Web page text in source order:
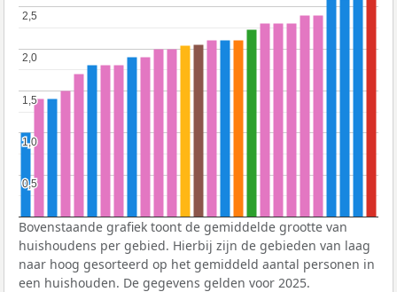
0,5
0,5
1,0
1,0
1,5
1,5
2,0
2,0
2,5
2,5
Bovenstaande grafiek toont de gemiddelde grootte van
huishoudens per gebied. Hierbij zijn de gebieden van laag
naar hoog gesorteerd op het gemiddeld aantal personen in
een huishouden. De gegevens gelden voor 2025.